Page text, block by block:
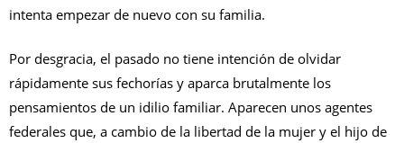
intenta empezar de nuevo con su familia.
Por desgracia, el pasado no tiene intención de olvidar
rápidamente sus fechorías y aparca brutalmente los
pensamientos de un idilio familiar. Aparecen unos agentes
federales que, a cambio de la libertad de la mujer y el hijo de